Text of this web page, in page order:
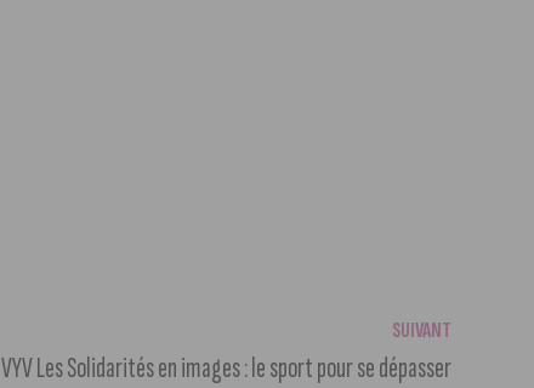
SUIVANT
VYV Les Solidarités en images : le sport pour se dépasser